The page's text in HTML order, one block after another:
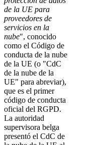
de la UE para
proveedores de
servicios en la
nube", conocido
como el Código de
conducta de la nube
de la UE (o "CdC
de la nube de la
UE" para abreviar),
que es el primer
código de conducta
oficial del RGPD.
La autoridad
supervisora belga
presentó el CdC de